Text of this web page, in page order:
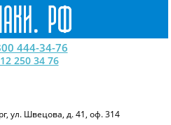
444-34-76
250 34 76
ул. Швецова, д. 41, оф. 314